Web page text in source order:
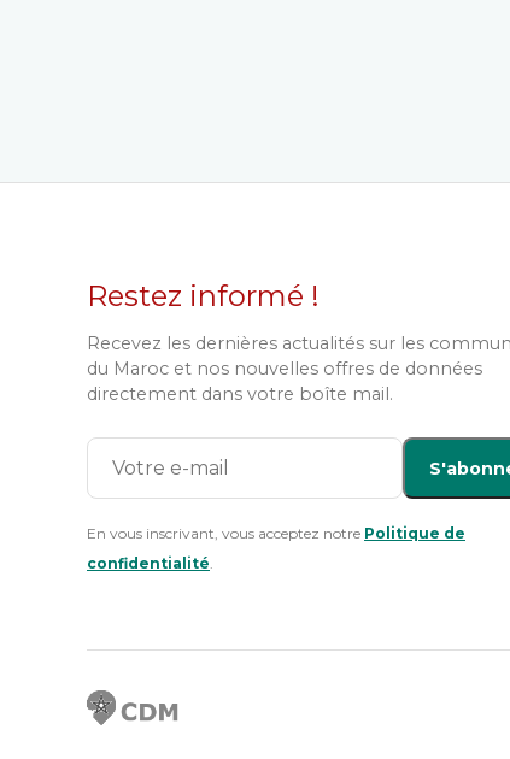
Restez informé !
Recevez les dernières actualités sur les
du Maroc et nos nouvelles offres de données
directement dans votre boîte mail.
En vous inscrivant, vous acceptez notre Politique de
confidentialité.